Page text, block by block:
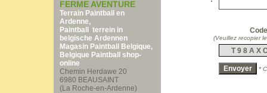
FERME AVENTURE
Terrain Paintball en
Ardenne,
Paintball terrein in
belgische Ardennen
Magasin Paintball Belgique,
Belgique Paintball shop-
online
Chemin Herdawe 20
6980 BEAUSAINT
(La Roche-en-Ardenne)
(Veuillez recopier
T 9 8 A X
*